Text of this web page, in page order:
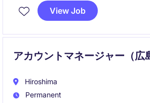
識を活かして、企業の成長に貢献す
す。
View Job
アカウントマネージャー（広
Hiroshima
Permanent